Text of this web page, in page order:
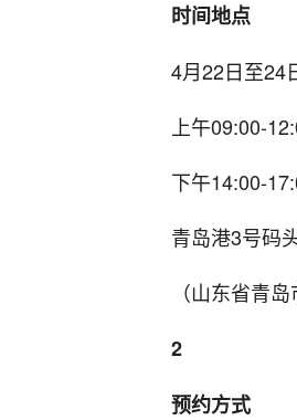
时间地点
4月22日至24
上午09:00-
下午14:00-
青岛港3号码
（山东省青
2
预约方式